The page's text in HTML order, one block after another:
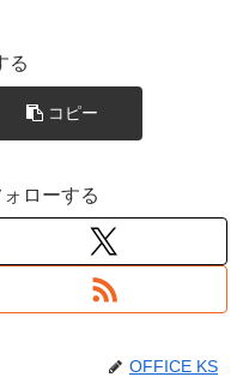
る
コピー
ローする
OFFICE KS